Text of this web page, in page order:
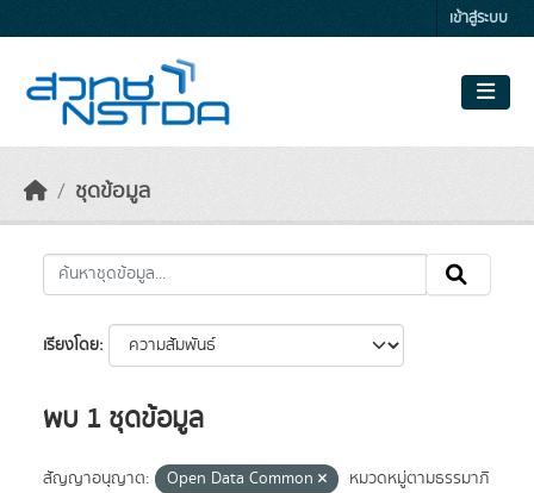
เข้าสู่ระบบ
ชุดข้อมูล
เรียงโดย
พบ 1 ชุดข้อมูล
สัญญาอนุญาต: Open Data Common
หมวดหมู่ตามธรรมาภิ